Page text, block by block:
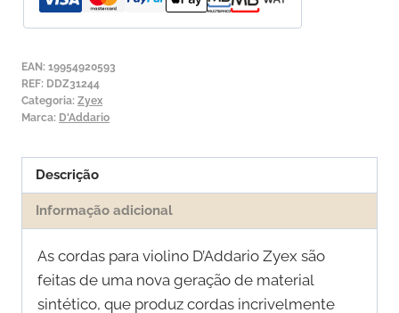
D'Addario
2ª
Lá
EAN: 19954920593
REF: DDZ31244
Categoria: Zyex
Marca: D'Addario
Descrição
Informação adicional
As cordas para violino D’Addario Zyex são
feitas de uma nova geração de material
sintético, que produz cordas incrivelmente